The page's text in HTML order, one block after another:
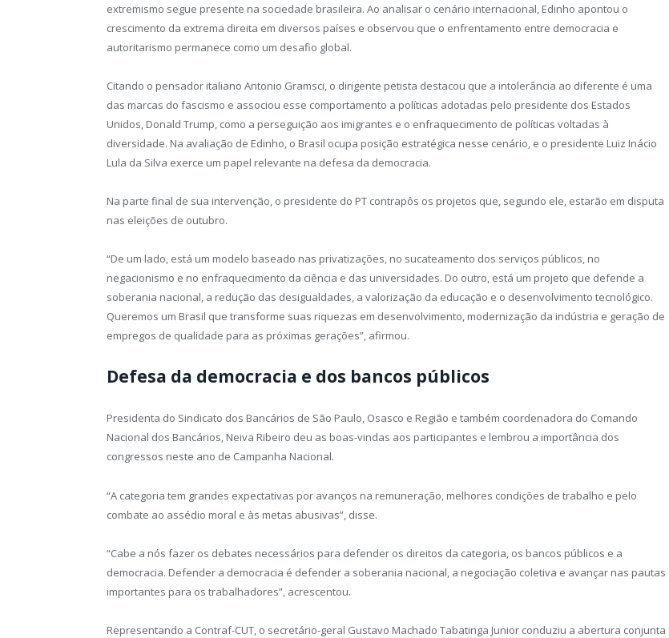
extremismo segue presente na sociedade brasileira. Ao analisar o cenário internacional, Edinho apontou o
crescimento da extrema direita em diversos países e observou que o enfrentamento entre democracia e
autoritarismo permanece como um desafio global.
Citando o pensador italiano Antonio Gramsci, o dirigente petista destacou que a intolerância ao diferente é uma
das marcas do fascismo e associou esse comportamento a políticas adotadas pelo presidente dos Estados
Unidos, Donald Trump, como a perseguição aos imigrantes e o enfraquecimento de políticas voltadas à
diversidade. Na avaliação de Edinho, o Brasil ocupa posição estratégica nesse cenário, e o presidente Luiz Inácio
Lula da Silva exerce um papel relevante na defesa da democracia.
Na parte final de sua intervenção, o presidente do PT contrapôs os projetos que, segundo ele, estarão em disputa
nas eleições de outubro.
“De um lado, está um modelo baseado nas privatizações, no sucateamento dos serviços públicos, no
negacionismo e no enfraquecimento da ciência e das universidades. Do outro, está um projeto que defende a
soberania nacional, a redução das desigualdades, a valorização da educação e o desenvolvimento tecnológico.
Queremos um Brasil que transforme suas riquezas em desenvolvimento, modernização da indústria e geração de
empregos de qualidade para as próximas gerações”, afirmou.
Defesa da democracia e dos bancos públicos
Presidenta do Sindicato dos Bancários de São Paulo, Osasco e Região e também coordenadora do Comando
Nacional dos Bancários, Neiva Ribeiro deu as boas-vindas aos participantes e lembrou a importância dos
congressos neste ano de Campanha Nacional.
“A categoria tem grandes expectativas por avanços na remuneração, melhores condições de trabalho e pelo
combate ao assédio moral e às metas abusivas”, disse.
“Cabe a nós fazer os debates necessários para defender os direitos da categoria, os bancos públicos e a
democracia. Defender a democracia é defender a soberania nacional, a negociação coletiva e avançar nas pautas
importantes para os trabalhadores”, acrescentou.
Representando a Contraf-CUT, o secretário-geral Gustavo Machado Tabatinga Junior conduziu a abertura conjunta